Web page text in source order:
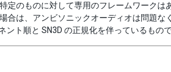
定のものに対して専用のフレームワーク
合は、アンビソニックオーディオは問題
ト順と SN3D の正規化を伴っているもので